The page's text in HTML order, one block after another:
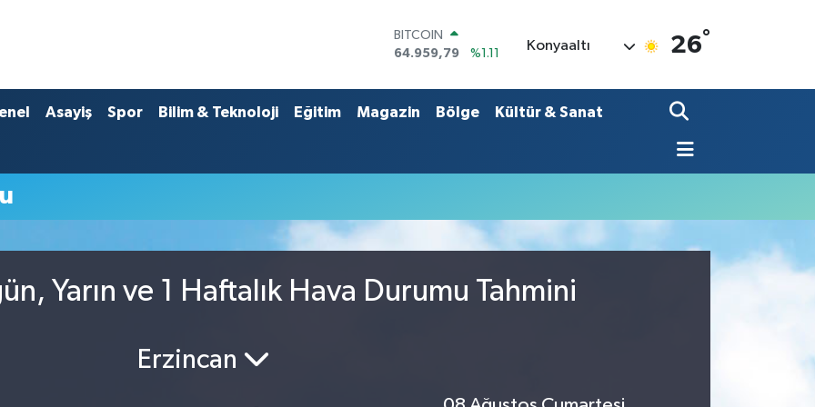
BITCOIN
64.959,79
%1.11
47,7436
%0.18
EURO
BİST100
Konyaaltı 26°
Asayiş Spor Bilim & Teknoloji Eğitim Magazin Bölge Kültür & Sanat
Yarın ve 1 Haftalık Hava Durumu Tahmini
Erzincan